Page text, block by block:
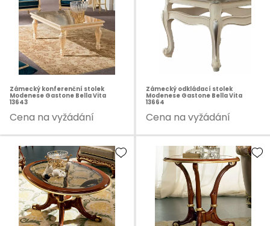
Zámecký konferenční stolek
Modenese Gastone Bella Vita
13643
Cena na vyžádání
Zámecký odkládací stolek
Modenese Gastone Bella Vita
13664
Cena na vyžádání